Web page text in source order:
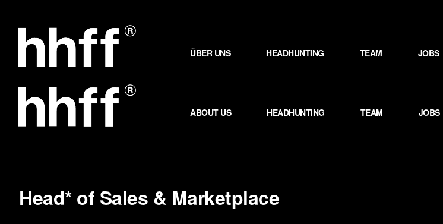
Inhalt
springen
ÜBER UNS HEADHUNTING TEAM JOBS
ABOUT US HEADHUNTING TEAM JOBS
Head* of Sales & Marketplace